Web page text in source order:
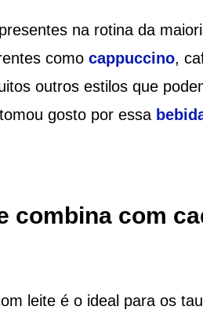
na rotina da
como cappuccino,
outros estilos que
gosto por essa
combina com
leite é o ideal para os